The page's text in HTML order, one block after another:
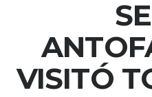
VISITÓ